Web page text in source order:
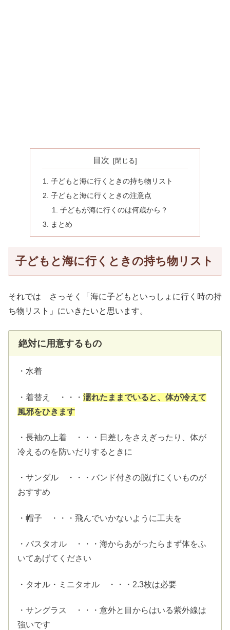
目次
子どもと海に行くときの持ち物リスト
子どもと海に行くときの注意点
子どもが海に行くのは何歳から？
まとめ
子どもと海に行くときの持ち物リスト
それでは さっそく「海に子どもといっしょに行く時の持
ち物リスト」にいきたいと思います。
絶対に用意するもの
・水着
・着替え ・・・ 濡れたままでいると、体が冷えて
風邪をひきます
・長袖の上着 ・・・日差しをさえぎったり、体が
冷えるのを防いだりするときに
・サンダル ・・・バンド付きの脱げにくいものが
おすすめ
・帽子 ・・・飛んでいかないように工夫を
・バスタオル ・・・海からあがったらまず体をふ
いてあげてください
・タオル・ミニタオル ・・・2.3枚は必要
・サングラス ・・・意外と目からはいる紫外線は
強いです